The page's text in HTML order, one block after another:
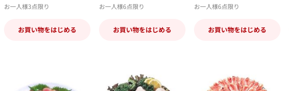
お一人様3点限り
お買い物をはじめる
お一人様6点限り
お買い物をはじめる
お一人様6点限り
お買い物をはじめる